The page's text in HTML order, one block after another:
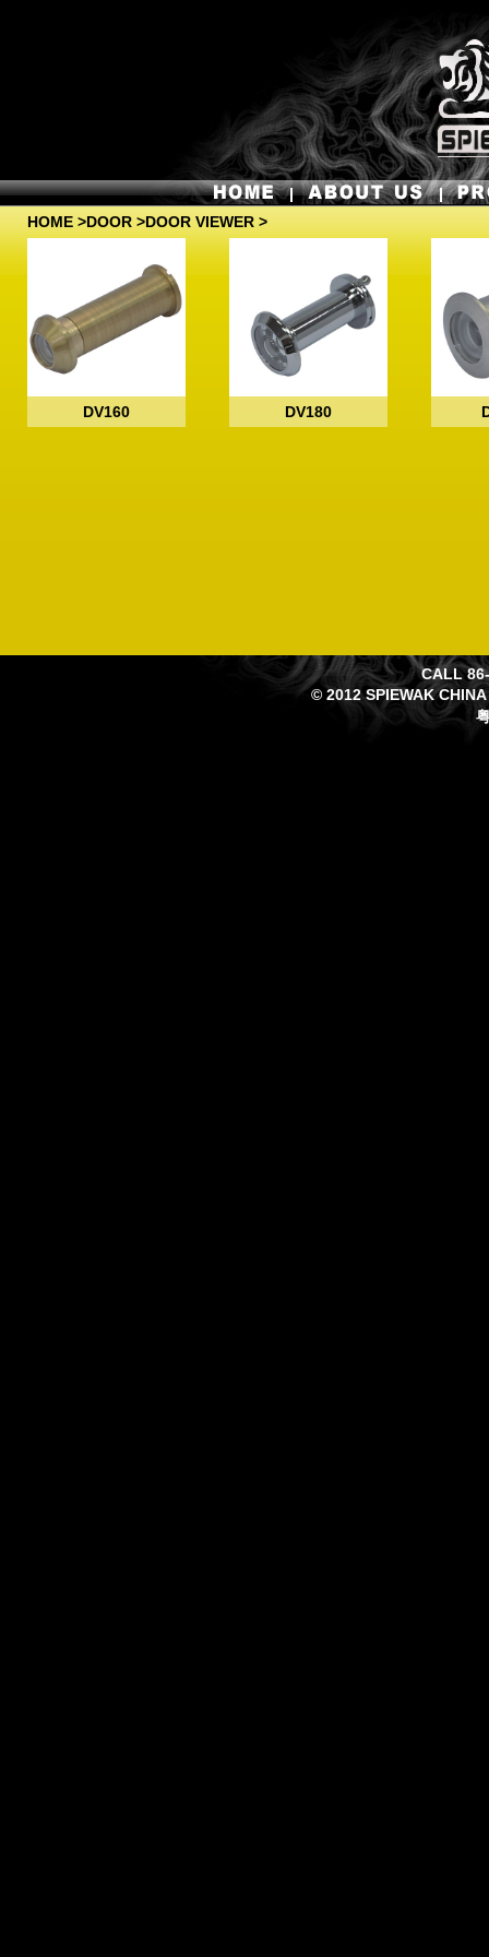
HOME >DOOR >DOOR VIEWER >
DV160 DV180
CALL
© 2012 SPIEWAK CHINA